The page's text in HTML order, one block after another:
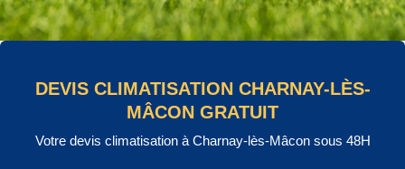
DEVIS CLIMATISATION CHARNAY-LÈS-
MÂCON GRATUIT
Votre devis climatisation à Charnay-lès-Mâcon sous 48H